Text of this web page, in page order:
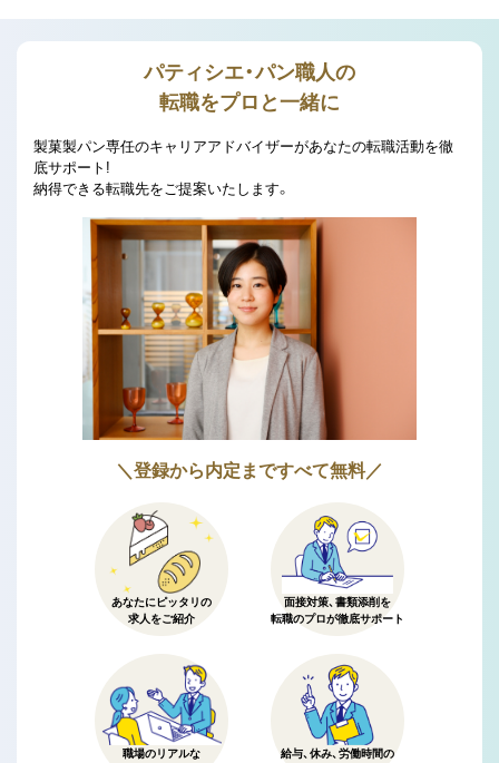
パティシエ・パン職人の
転職をプロと一緒に
製菓製パン専任のキャリアアドバイザーがあなたの転職活動を徹
底サポート!
納得できる転職先をご提案いたします。
＼登録から内定まですべて無料／
あなたにピッタリの
求人をご紹介
面接対策、書類添削を
転職のプロが徹底サポート
職場のリアルな
給与、休み、労働時間の